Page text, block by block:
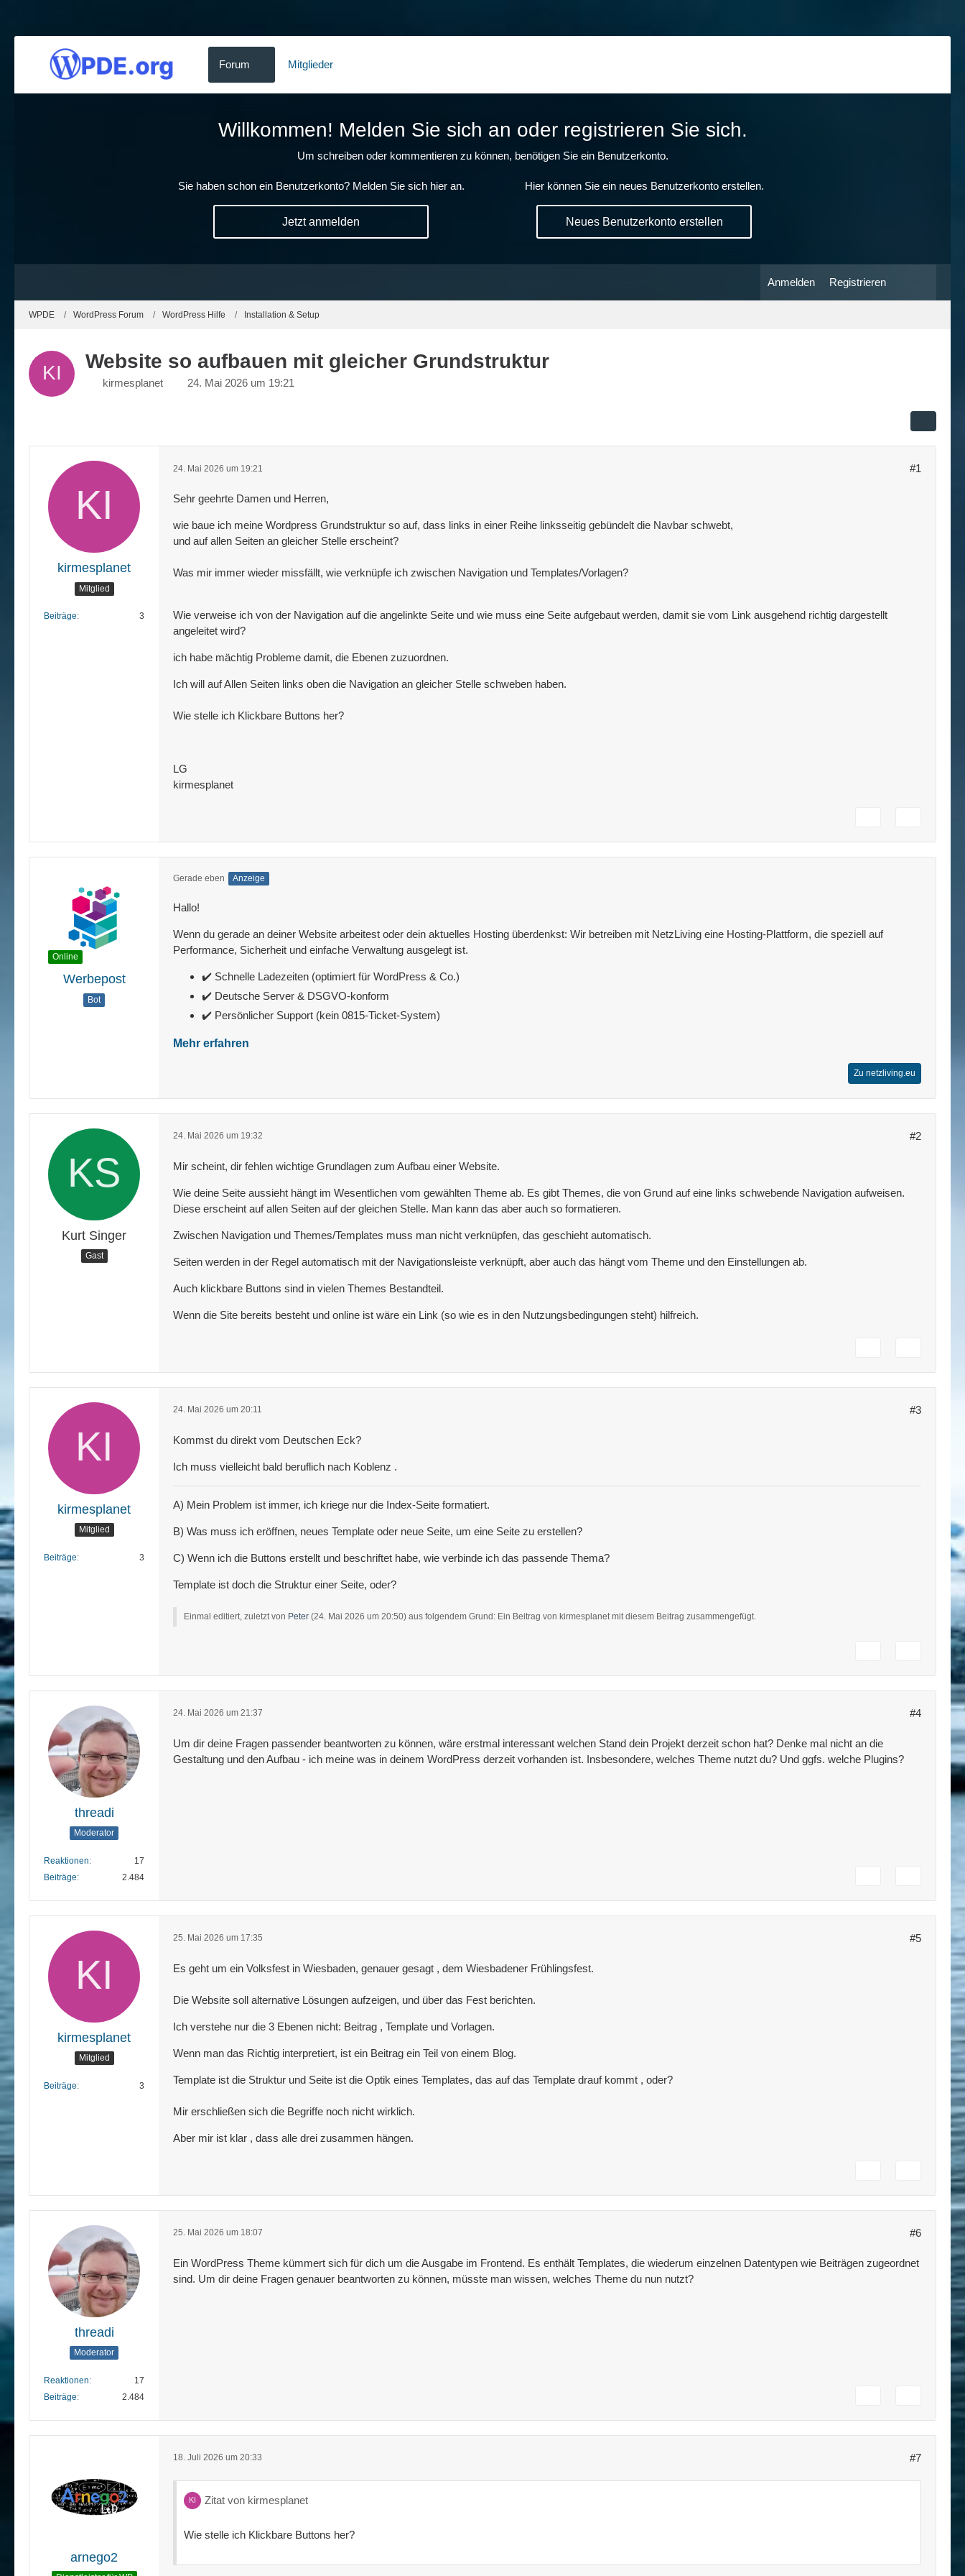
Forum Mitglieder
Willkommen! Melden Sie sich an oder registrieren Sie sich.
Um schreiben oder kommentieren zu können, benötigen Sie ein Benutzerkonto.
Sie haben schon ein Benutzerkonto? Melden Sie sich hier an.
Jetzt anmelden
Hier können Sie ein neues Benutzerkonto erstellen.
Neues Benutzerkonto erstellen
Anmelden Registrieren
WPDE WordPress Forum WordPress Hilfe Installation & Setup
Website so aufbauen mit gleicher Grundstruktur
kirmesplanet 24. Mai 2026 um 19:21
kirmesplanet
Mitglied
Beiträge 3
24. Mai 2026 um 19:21 #1
Sehr geehrte Damen und Herren,
wie baue ich meine Wordpress Grundstruktur so auf, dass links in einer Reihe linksseitig gebündelt die Navbar schwebt,
und auf allen Seiten an gleicher Stelle erscheint?
Was mir immer wieder missfällt, wie verknüpfe ich zwischen Navigation und Templates/Vorlagen?
Wie verweise ich von der Navigation auf die angelinkte Seite und wie muss eine Seite aufgebaut werden, damit sie vom Link ausgehend richtig dargestellt
angeleitet wird?
ich habe mächtig Probleme damit, die Ebenen zuzuordnen.
Ich will auf Allen Seiten links oben die Navigation an gleicher Stelle schweben haben.
Wie stelle ich Klickbare Buttons her?
LG
kirmesplanet
Online
Werbepost
Bot
Gerade eben Anzeige
Hallo!
Wenn du gerade an deiner Website arbeitest oder dein aktuelles Hosting überdenkst: Wir betreiben mit NetzLiving eine Hosting-Plattform, die speziell auf
Performance, Sicherheit und einfache Verwaltung ausgelegt ist.
✔️ Schnelle Ladezeiten (optimiert für WordPress & Co.)
✔️ Deutsche Server & DSGVO-konform
✔️ Persönlicher Support (kein 0815-Ticket-System)
Mehr erfahren
Zu netzliving.eu
Kurt Singer
Gast
24. Mai 2026 um 19:32 #2
Mir scheint, dir fehlen wichtige Grundlagen zum Aufbau einer Website.
Wie deine Seite aussieht hängt im Wesentlichen vom gewählten Theme ab. Es gibt Themes, die von Grund auf eine links schwebende Navigation aufweisen.
Diese erscheint auf allen Seiten auf der gleichen Stelle. Man kann das aber auch so formatieren.
Zwischen Navigation und Themes/Templates muss man nicht verknüpfen, das geschieht automatisch.
Seiten werden in der Regel automatisch mit der Navigationsleiste verknüpft, aber auch das hängt vom Theme und den Einstellungen ab.
Auch klickbare Buttons sind in vielen Themes Bestandteil.
Wenn die Site bereits besteht und online ist wäre ein Link (so wie es in den Nutzungsbedingungen steht) hilfreich.
kirmesplanet
Mitglied
Beiträge 3
24. Mai 2026 um 20:11 #3
Kommst du direkt vom Deutschen Eck?
Ich muss vielleicht bald beruflich nach Koblenz .
A) Mein Problem ist immer, ich kriege nur die Index-Seite formatiert.
B) Was muss ich eröffnen, neues Template oder neue Seite, um eine Seite zu erstellen?
C) Wenn ich die Buttons erstellt und beschriftet habe, wie verbinde ich das passende Thema?
Template ist doch die Struktur einer Seite, oder?
Einmal editiert, zuletzt von Peter (24. Mai 2026 um 20:50) aus folgendem Grund: Ein Beitrag von kirmesplanet mit diesem Beitrag zusammengefügt.
threadi
Moderator
Reaktionen
17
Beiträge
2.484
24. Mai 2026 um 21:37 #4
Um dir deine Fragen passender beantworten zu können, wäre erstmal interessant welchen Stand dein Projekt derzeit schon hat? Denke mal nicht an die
Gestaltung und den Aufbau - ich meine was in deinem WordPress derzeit vorhanden ist. Insbesondere, welches Theme nutzt du? Und ggfs. welche Plugins?
kirmesplanet
Mitglied
Beiträge 3
25. Mai 2026 um 17:35 #5
Es geht um ein Volksfest in Wiesbaden, genauer gesagt , dem Wiesbadener Frühlingsfest.
Die Website soll alternative Lösungen aufzeigen, und über das Fest berichten.
Ich verstehe nur die 3 Ebenen nicht: Beitrag , Template und Vorlagen.
Wenn man das Richtig interpretiert, ist ein Beitrag ein Teil von einem Blog.
Template ist die Struktur und Seite ist die Optik eines Templates, das auf das Template drauf kommt , oder?
Mir erschließen sich die Begriffe noch nicht wirklich.
Aber mir ist klar , dass alle drei zusammen hängen.
threadi
Moderator
Reaktionen
17
Beiträge
2.484
25. Mai 2026 um 18:07 #6
Ein WordPress Theme kümmert sich für dich um die Ausgabe im Frontend. Es enthält Templates, die wiederum einzelnen Datentypen wie Beiträgen zugeordnet
sind. Um dir deine Fragen genauer beantworten zu können, müsste man wissen, welches Theme du nun nutzt?
arnego2
18. Juli 2026 um 20:33 #7
Zitat von kirmesplanet
Wie stelle ich Klickbare Buttons her?